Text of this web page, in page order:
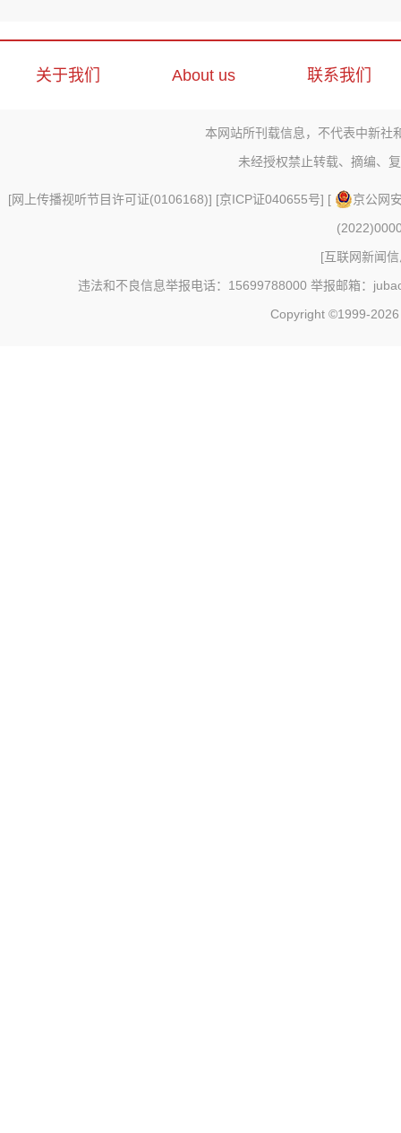
关于我们 About us 联系我们
本网站所刊载信息，不代表中新社
未经授权禁止转载、摘编、
[网上传播视听节目许可证(0106168)] [京ICP证040655号] [
京公网
[互联网新闻
违法和不良信息举报电话：15699788000 举报邮箱：
Copyright ©1999-